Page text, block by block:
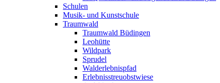
Schulen
Musik- und Kunstschule
Traumwald
Traumwald Büdingen
Leohütte
Wildpark
Sprudel
Walderlebnispfad
Erlebnisstreuobstwiese